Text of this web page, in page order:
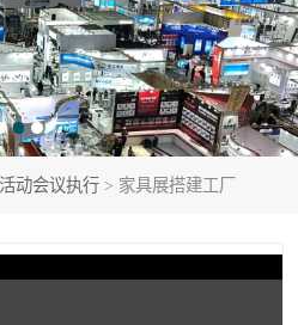
活动会议执行 > 家具展搭建工厂
活动会议执行
专柜制作
展会搭建
展会服务